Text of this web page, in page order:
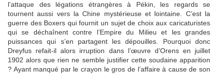
l’attaque des légations étrangères à Pékin, les regards se
tournent aussi vers la Chine mystérieuse et lointaine. C’est la
guerre des Boxers qui fournit un sujet de choix aux caricaturistes
qui se déchaînent contre l’Empire du Milieu et les grandes
puissances qui s’en partagent les dépouilles. Pourquoi donc
Dreyfus refait-il alors irruption dans l’œuvre d’Orens en juillet
1902 alors que rien ne semble justifier cette soudaine apparition
? Ayant manqué par le crayon le gros de l’affaire à cause de son